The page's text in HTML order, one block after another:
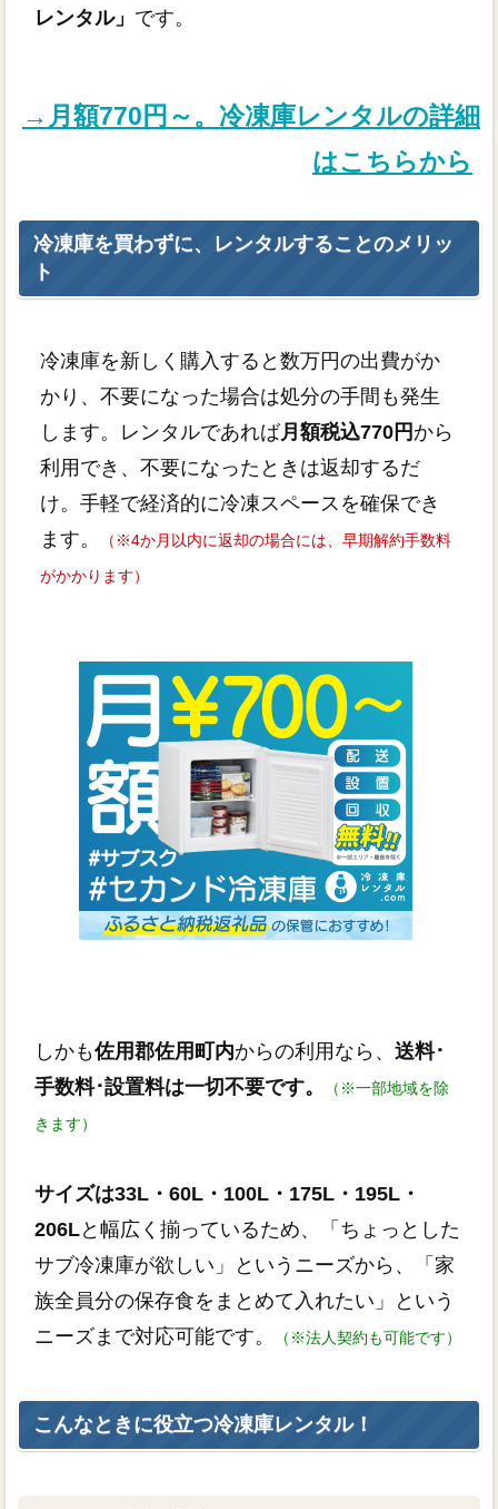
レンタル」 です。
→月額770円～。冷凍庫レンタルの詳細
はこちらから
冷凍庫を買わずに、レンタルすることのメリッ
ト
冷凍庫を新しく購入すると数万円の出費がか
かり、不要になった場合は処分の手間も発生
します。レンタルであれば月額税込770円から
利用でき、不要になったときは返却するだ
け。手軽で経済的に冷凍スペースを確保でき
ます。
（※4か月以内に返却の場合には、早期解約手数料
がかかります）
しかも佐用郡佐用町内からの利用なら、 送料･
手数料･設置料は一切不要です。
（※一部地域を除
きます）
サイズは33L・60L・100L・175L・195L・
206Lと幅広く揃っているため、「ちょっとした
サブ冷凍庫が欲しい」というニーズから、「家
族全員分の保存食をまとめて入れたい」という
ニーズまで対応可能です。
（※法人契約も可能です）
こんなときに役立つ冷凍庫レンタル！